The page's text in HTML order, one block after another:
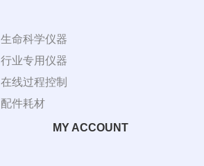
生命科学仪器
行业专用仪器
在线过程控制
配件耗材
MY ACCOUNT